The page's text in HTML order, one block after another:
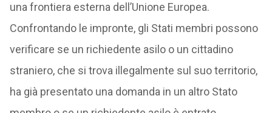
una frontiera esterna dell’Unione Europea.
Confrontando le impronte, gli Stati membri possono
verificare se un richiedente asilo o un cittadino
straniero, che si trova illegalmente sul suo territorio,
ha già presentato una domanda in un altro Stato